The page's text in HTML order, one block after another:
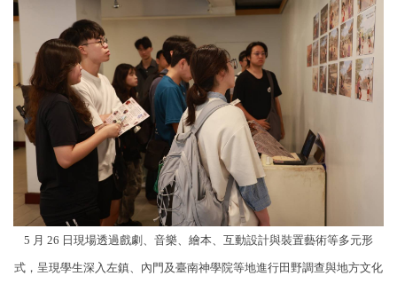
5 月 26 日現場透過戲劇、音樂、繪本、互動設計與裝置藝術等多元形
式，呈現學生深入左鎮、內門及臺南神學院等地進行田野調查與地方文化